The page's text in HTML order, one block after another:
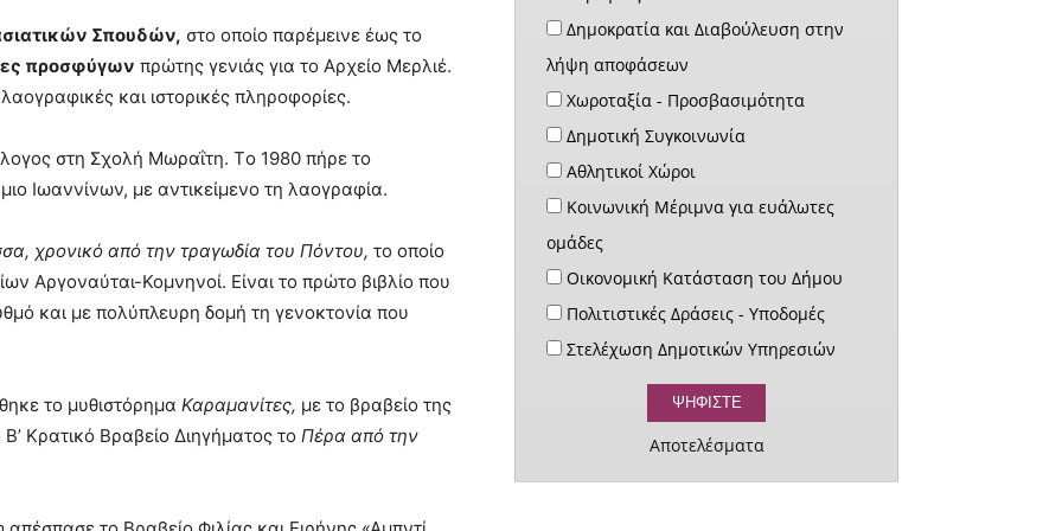
Σπουδών, στο οποίο παρέμεινε έως το
προσφύγων πρώτης γενιάς για το Αρχείο Μερλιέ.
και ιστορικές πληροφορίες.
στη Σχολή Mωραΐτη. Tο 1980 πήρε το
Ιωαννίνων, με αντικείμενο τη λαογραφία.
χρονικό από την τραγωδία του Πόντου, το οποίο
Αργοναύται-Κομνηνοί. Είναι το πρώτο βιβλίο που
και με πολύπλευρη δομή τη γενοκτονία που
το μυθιστόρημα Καραμανίτες, με το βραβείο της
Β’ Κρατικό Βραβείο Διηγήματος το Πέρα από την
Δημοκρατία και Διαβούλευση στην
λήψη αποφάσεων
Χωροταξία - Προσβασιμότητα
Δημοτική Συγκοινωνία
Αθλητικοί Χώροι
Κοινωνική Μέριμνα για ευάλωτες
ομάδες
Οικονομική Κατάσταση του Δήμου
Πολιτιστικές Δράσεις - Υποδομές
Στελέχωση Δημοτικών Υπηρεσιών
Αποτελέσματα